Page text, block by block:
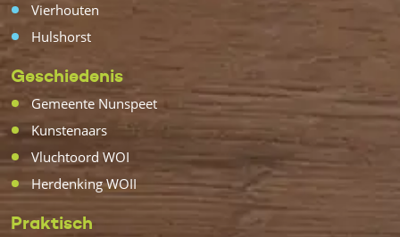
Vierhouten
Hulshorst
Geschiedenis
Gemeente Nunspeet
Kunstenaars
Vluchtoord WOI
Herdenking WOII
Praktisch